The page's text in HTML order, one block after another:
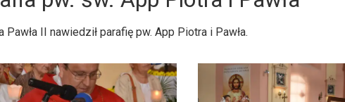
II nawiedził parafię pw. App Piotra i Pawła.